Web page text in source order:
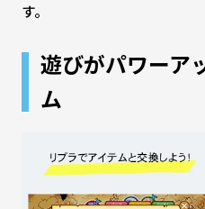
す。
遊びがパワーア
ム